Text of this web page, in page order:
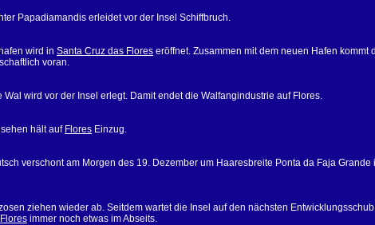
Papadiamandis erleidet vor der Insel Schiffbruch.
wird in Santa Cruz das Flores eröffnet. Zusammen mit dem neuen Hafen kommt
voran.
Wal wird vor der Insel erlegt. Damit endet die Walfangindustrie auf Flores.
hält auf Flores Einzug.
verschont am Morgen des 19. Dezember um Haaresbreite Ponta da Faja Grande
ziehen wieder ab. Seitdem wartet die Insel auf den nächsten
Flores immer noch etwas im Abseits.